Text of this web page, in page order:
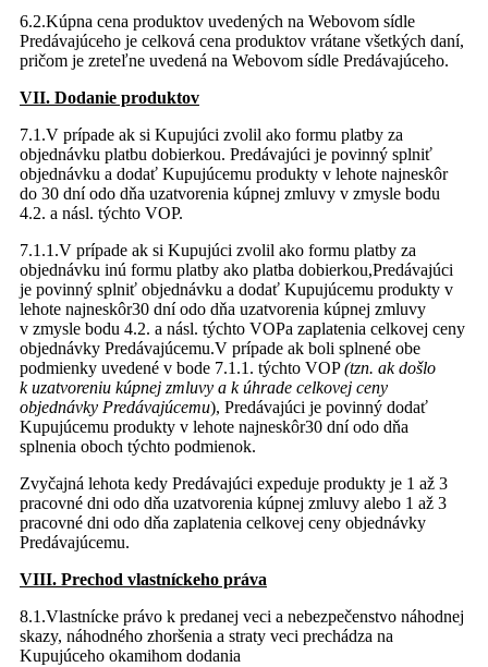
6.2.Kúpna cena produktov uvedených na Webovom sídle
Predávajúceho je celková cena produktov vrátane všetkých daní,
pričom je zreteľne uvedená na Webovom sídle Predávajúceho.
VII. Dodanie produktov
7.1.V prípade ak si Kupujúci zvolil ako formu platby za
objednávku platbu dobierkou. Predávajúci je povinný splniť
objednávku a dodať Kupujúcemu produkty v lehote najneskôr
do 30 dní odo dňa uzatvorenia kúpnej zmluvy v zmysle bodu
4.2. a násl. týchto VOP.
7.1.1.V prípade ak si Kupujúci zvolil ako formu platby za
objednávku inú formu platby ako platba dobierkou,Predávajúci
je povinný splniť objednávku a dodať Kupujúcemu produkty v
lehote najneskôr30 dní odo dňa uzatvorenia kúpnej zmluvy
v zmysle bodu 4.2. a násl. týchto VOPa zaplatenia celkovej ceny
objednávky Predávajúcemu.V prípade ak boli splnené obe
podmienky uvedené v bode 7.1.1. týchto VOP(tzn. ak došlo
k uzatvoreniu kúpnej zmluvy a k úhrade celkovej ceny
objednávky Predávajúcemu), Predávajúci je povinný dodať
Kupujúcemu produkty v lehote najneskôr30 dní odo dňa
splnenia oboch týchto podmienok.
Zvyčajná lehota kedy Predávajúci expeduje produkty je 1 až 3
pracovné dni odo dňa uzatvorenia kúpnej zmluvy alebo 1 až 3
pracovné dni odo dňa zaplatenia celkovej ceny objednávky
Predávajúcemu.
VIII. Prechod vlastníckeho práva
8.1.Vlastnícke právo k predanej veci a nebezpečenstvo náhodnej
skazy, náhodného zhoršenia a straty veci prechádza na
Kupujúceho okamihom dodania